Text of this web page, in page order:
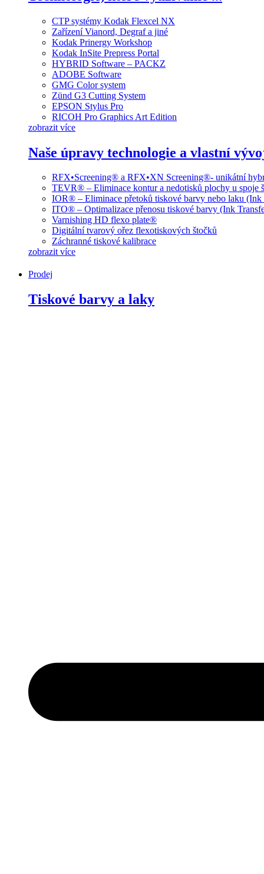
CTP systémy Kodak Flexcel NX
Zařízení Vianord, Degraf a jiné
Kodak Prinergy Workshop
Kodak InSite Prepress Portal
HYBRID Software – PACKZ
ADOBE Software
GMG Color system
Zünd G3 Cutting System
EPSON Stylus Pro
RICOH Pro Graphics Art Edition
zobrazit více
Naše úpravy technologie a vlastní
RFX•Screening® a RFX•XN Screening®- unikátní
TEVR® – Eliminace kontur a nedotisků plochy u spoje
IOR® – Eliminace přetoků tiskové barvy nebo laku
ITO® – Optimalizace přenosu tiskové barvy (Ink
Varnishing HD flexo plate®
Digitální tvarový ořez flexotiskových štočků
Záchranné tiskové kalibrace
zobrazit více
Prodej
Tiskové barvy a laky